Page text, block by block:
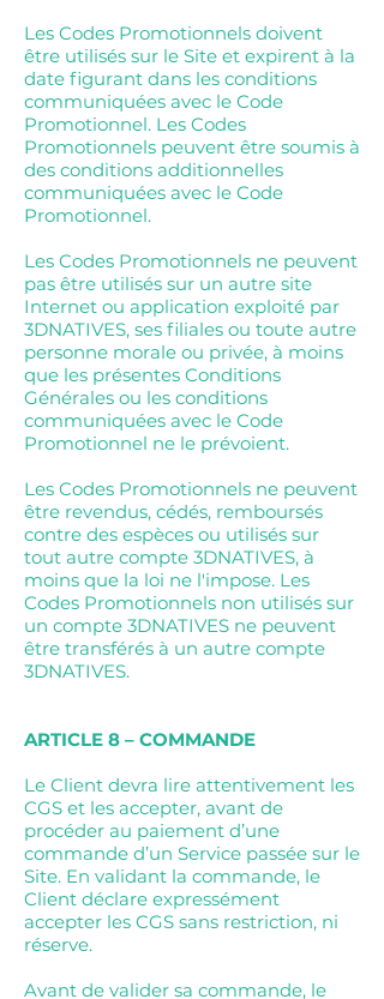
Les Codes Promotionnels doivent
être utilisés sur le Site et expirent à la
date figurant dans les conditions
communiquées avec le Code
Promotionnel. Les Codes
Promotionnels peuvent être soumis à
des conditions additionnelles
communiquées avec le Code
Promotionnel.
Les Codes Promotionnels ne peuvent
pas être utilisés sur un autre site
Internet ou application exploité par
3DNATIVES, ses filiales ou toute autre
personne morale ou privée, à moins
que les présentes Conditions
Générales ou les conditions
communiquées avec le Code
Promotionnel ne le prévoient.
Les Codes Promotionnels ne peuvent
être revendus, cédés, remboursés
contre des espèces ou utilisés sur
tout autre compte 3DNATIVES, à
moins que la loi ne l'impose. Les
Codes Promotionnels non utilisés sur
un compte 3DNATIVES ne peuvent
être transférés à un autre compte
3DNATIVES.
ARTICLE 8 – COMMANDE
Le Client devra lire attentivement les
CGS et les accepter, avant de
procéder au paiement d’une
commande d’un Service passée sur le
Site. En validant la commande, le
Client déclare expressément
accepter les CGS sans restriction, ni
réserve.
Avant de valider sa commande, le